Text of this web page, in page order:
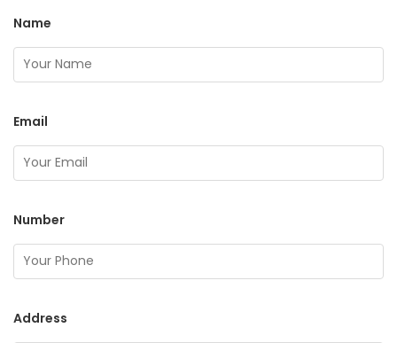
Name
Email
Number
Address